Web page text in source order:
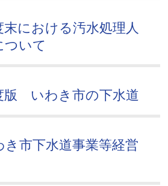
末における汚水処理人
ついて
版 いわき市の下水道
き市下水道事業等経営